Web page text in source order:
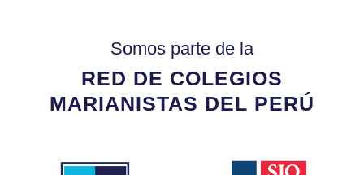
Somos parte de la
RED DE COLEGIOS
MARIANISTAS DEL PERÚ